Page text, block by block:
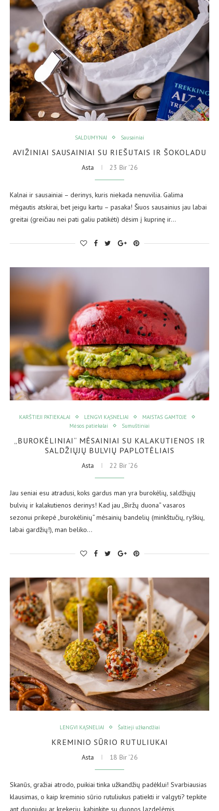
SALDUMYNAI Sausainiai
AVIŽINIAI SAUSAINIAI SU RIEŠUTAIS IR ŠOKOLADU
Asta 23 Bir ’26
Kalnai ir sausainiai – derinys, kuris niekada nenuvilia. Galima
mėgautis atskirai, bet jeigu kartu – pasaka! Šiuos sausainius jau labai
greitai (greičiau nei pati galiu patikėti) dėsim į kuprinę ir…
KARŠTIEJI PATIEKALAI LENGVI KĄSNELIAI
MAISTAS GAMTOJE
Mėsos patiekalai
Sumuštiniai
„BUROKĖLINIAI“ MĖSAINIAI SU KALAKUTIENOS IR
SALDŽIŲJŲ BULVIŲ PAPLOTĖLIAIS
Asta 22 Bir ’26
Jau seniai esu atradusi, koks gardus man yra burokėlių, saldžiųjų
bulvių ir kalakutienos derinys! Kad jau „Biržų duona“ vasaros
sezonui prikepė „burokėlinių“ mėsainių bandelių (minkštučių, ryškių,
labai gardžių!), man beliko…
LENGVI KĄSNELIAI Šaltieji užkandžiai
KREMINIO SŪRIO RUTULIUKAI
Asta 18 Bir ’26
Skanūs, gražiai atrodo, puikiai tinka užkandžių padėklui! Svarbiausias
klausimas, o kaip kreminio sūrio rutuliukus patiekti ir valgyti? tepkite
ant duoniukų ar krekerių, kabinkite su duonos lazdelėmis,